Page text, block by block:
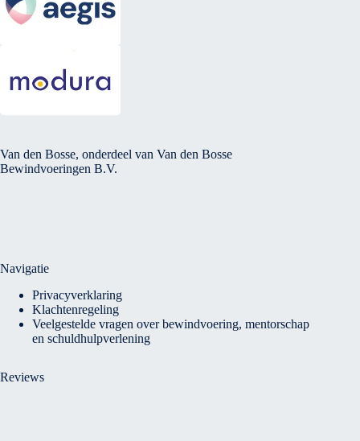
Van den Bosse, onderdeel van Van den Bosse
Bewindvoeringen B.V.
Navigatie
Privacyverklaring
Klachtenregeling
Veelgestelde vragen over bewindvoering, mentorschap
en schuldhulpverlening
Reviews